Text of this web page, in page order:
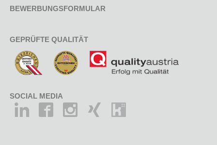
BEWERBUNGSFORMULAR
GEPRÜFTE QUALITÄT
SOCIAL MEDIA